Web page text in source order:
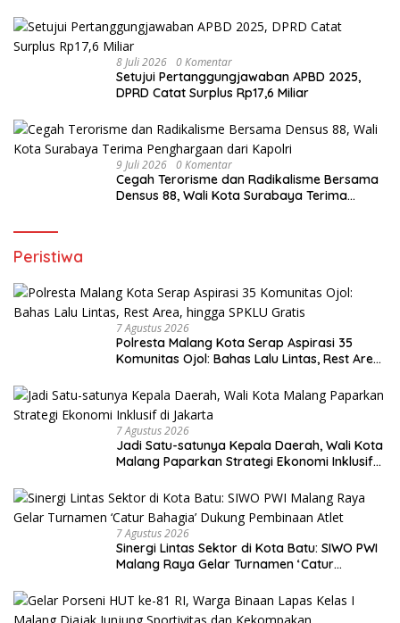
8 Juli 2026 0 Komentar
Setujui Pertanggungjawaban APBD 2025,
DPRD Catat Surplus Rp17,6 Miliar
9 Juli 2026 0 Komentar
Cegah Terorisme dan Radikalisme Bersama
Densus 88, Wali Kota Surabaya Terima
Peristiwa
7 Agustus 2026
Polresta Malang Kota Serap Aspirasi 35
Komunitas Ojol: Bahas Lalu Lintas, Rest Area,
7 Agustus 2026
Jadi Satu-satunya Kepala Daerah, Wali Kota
Malang Paparkan Strategi Ekonomi Inklusif
7 Agustus 2026
Sinergi Lintas Sektor di Kota Batu: SIWO PWI
Malang Raya Gelar Turnamen ‘Catur